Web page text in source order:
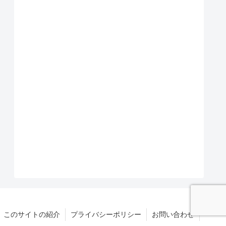
このサイトの紹介 プライバシーポリシー お問い合わせ